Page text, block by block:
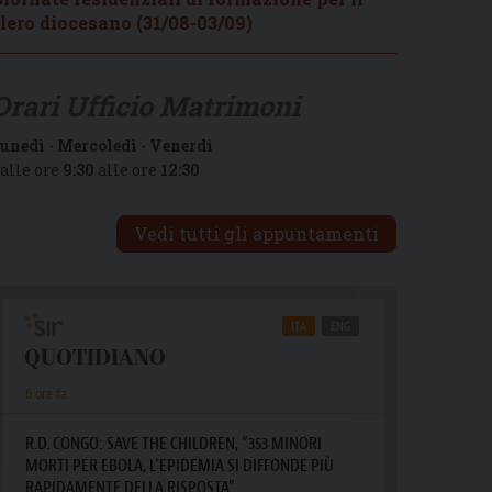
diocesano (31/08-03/09)
- Mercoledì - Venerdì
ore 9:30 alle ore 12:30
Vedi tutti gli appuntamenti